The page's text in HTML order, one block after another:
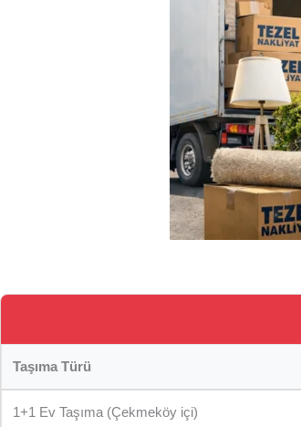
Taşıma Türü
1+1 Ev Taşıma (Çekmeköy içi)